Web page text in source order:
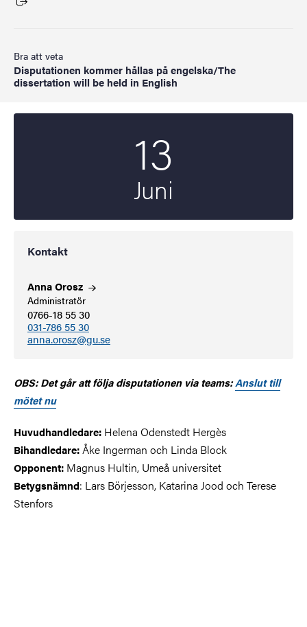
Bra att veta
Disputationen kommer hållas på engelska/The
dissertation will be held in English
13
Juni
Kontakt
AnnaOrosz
Administratör
0766-18 55 30
031-786 55 30
anna.orosz@gu.se
OBS: Det går att följa disputationen via teams:Anslut till
mötet nu
Huvudhandledare: Helena Odenstedt Hergès
Bihandledare:Åke Ingerman och Linda Block
Opponent: Magnus Hultin, Umeå universitet
Betygsnämnd: Lars Börjesson, Katarina Jood och Terese
Stenfors